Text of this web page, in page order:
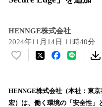
HENNGE株式会社
2024年11月14日 11時40分
い
！
数
HENNGE株式会社（本社：東
宏）は、働く環境の「安全性」